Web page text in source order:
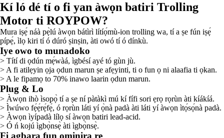
Kí ló dé tí o fi yan àwọn batiri Trolling
Motor ti ROYPOW?
Mura iṣẹ́ náà pẹ̀lú àwọn bátìrì lítíọ́mù-ion trolling wa, tí a ṣe fún iṣẹ́
pípẹ́, ìlọ kiri tí ó dúró ṣinṣin, àti owó tí ó dínkù.
Iye owo to munadoko
> Títí di ọdún mẹ́wàá, ìgbésí ayé tó gùn jù.
> A fi atilẹyin ọja ọdun marun ṣe afẹyinti, ti o fun ọ ni alaafia ti ọkan.
> A le fipamọ to 70% inawo laarin ọdun marun.
Plug & Lo
> Àwọn ihò ìsopọ̀ tí a ṣe ní pàtàkì mú kí fífi sori ẹrọ rọrùn àti kíákíá.
> Ìwúwo fẹ́ẹ́rẹ́fẹ́, ó rọrùn láti yí ọ̀nà padà àti láti yí àwọn ìtọ́sọ́nà padà.
> Àwọn ìyípadà lílọ sí àwọn batiri lead-acid.
> Ó ń kojú ìgbọ̀nsẹ̀ àti ìgbọ̀nsẹ̀.
Fi agbara fun ominira rẹ